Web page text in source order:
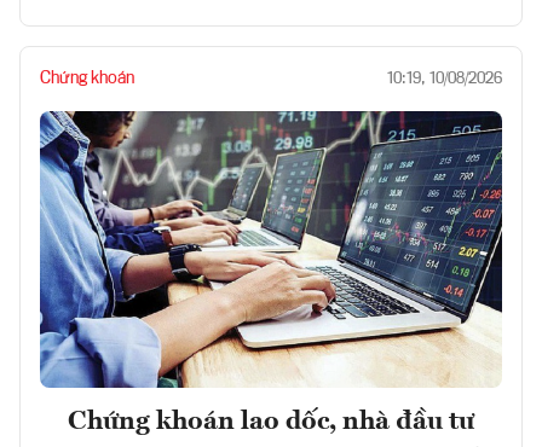
Chứng khoán 10:19, 10/08/2026
Chứng khoán lao dốc, nhà đầu tư